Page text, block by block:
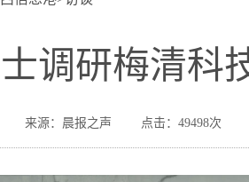
调研梅清科
来源：晨报之声 点击：49498次